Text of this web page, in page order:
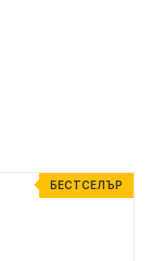
БЕСТСЕЛЪР